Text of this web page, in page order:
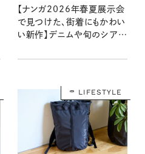
【ナンガ2026年春夏展示会
で見つけた、街着にもかわい
い新作】デニムや旬のシアー
にも映える最新コレクション
LIFESTYLE